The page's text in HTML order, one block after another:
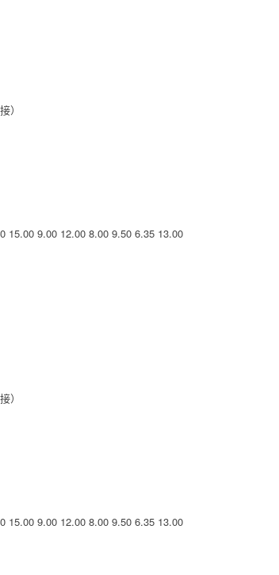
）
15.00 9.00 12.00 8.00 9.50 6.35 13.00
）
15.00 9.00 12.00 8.00 9.50 6.35 13.00